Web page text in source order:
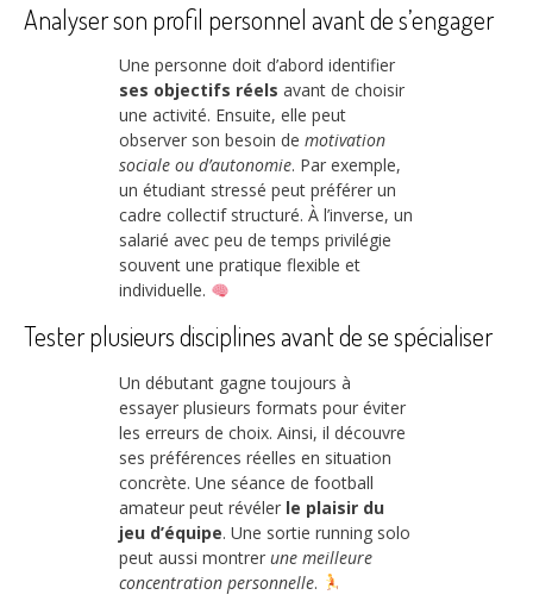
Analyser son profil personnel avant de s’engager
Une personne doit d’abord identifier
ses objectifs réels avant de choisir
une activité. Ensuite, elle peut
observer son besoin de motivation
sociale ou d’autonomie. Par exemple,
un étudiant stressé peut préférer un
cadre collectif structuré. À l’inverse, un
salarié avec peu de temps privilégie
souvent une pratique flexible et
individuelle.
Tester plusieurs disciplines avant de se spécialiser
Un débutant gagne toujours à
essayer plusieurs formats pour éviter
les erreurs de choix. Ainsi, il découvre
ses préférences réelles en situation
concrète. Une séance de football
amateur peut révéler le plaisir du
jeu d’équipe. Une sortie running solo
peut aussi montrer une meilleure
concentration personnelle.